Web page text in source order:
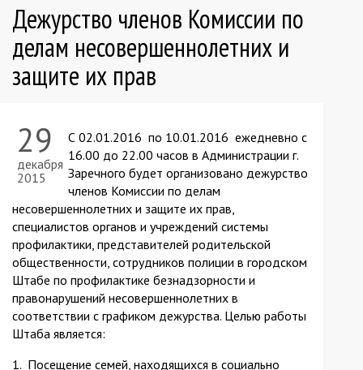
Дежурство членов Комиссии по
делам несовершеннолетних и
защите их прав
29
декабря
2015
С 02.01.2016 по 10.01.2016 ежедневно с
16.00 до 22.00 часов в Администрации г.
Заречного будет организовано дежурство
членов Комиссии по делам
несовершеннолетних и защите их прав,
специалистов органов и учреждений системы
профилактики, представителей родительской
общественности, сотрудников полиции в городском
Штабе по профилактике безнадзорности и
правонарушений несовершеннолетних в
соответствии с графиком дежурства. Целью работы
Штаба является:
1. Посещение семей, находящихся в социально